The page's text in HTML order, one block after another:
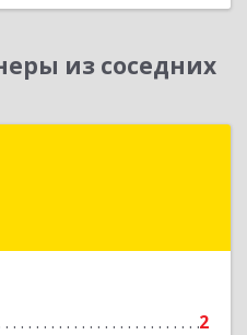
из соседних
2
г, Кремлевская